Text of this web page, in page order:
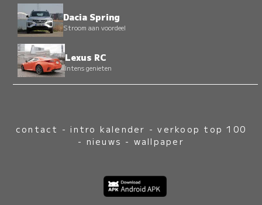
Dacia Spring
Stroom aan voordeel
Lexus RC
Intens genieten
contact -intro kalender -verkoop top 100
- nieuws - wallpaper